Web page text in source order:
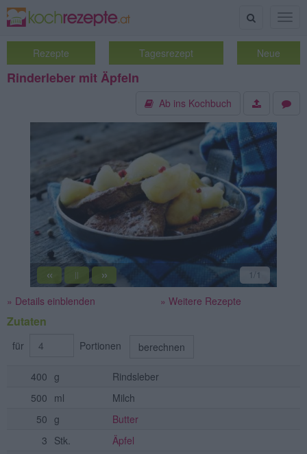
Suche
Rezepte Tagesrezept Neue
Rinderleber mit Äpfeln
Ab ins Kochbuch
« || » 1 /1
» Details einblenden » Weitere Rezepte
Zutaten
für Portionen berechnen
400 g
Rindsleber
500 ml
Milch
50 g
Butter
3 Stk.
Äpfel